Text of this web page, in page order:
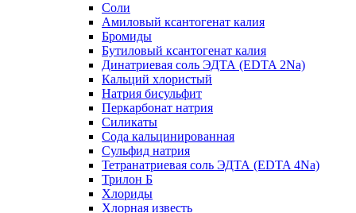
Соли
Амиловый ксантогенат калия
Бромиды
Бутиловый ксантогенат калия
Динатриевая соль ЭДТА (EDTA 2Na)
Кальций хлористый
Натрия бисульфит
Перкарбонат натрия
Силикаты
Сода кальцинированная
Сульфид натрия
Тетранатриевая соль ЭДТА (EDTA 4Na)
Трилон Б
Хлориды
Хлорная известь